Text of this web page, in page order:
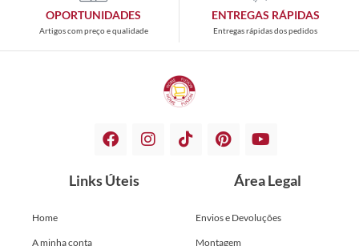
OPORTUNIDADES
Artigos com preço e qualidade
ENTREGAS RÁPIDAS
Entregas rápidas dos pedidos
Links Úteis
Home
A minha conta
Área Legal
Envios e Devoluções
Montagem